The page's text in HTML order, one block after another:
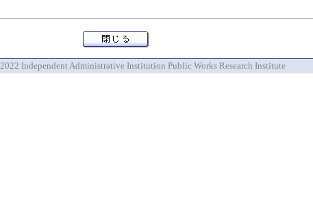
Independent Administrative Institution Public Works Research Institute